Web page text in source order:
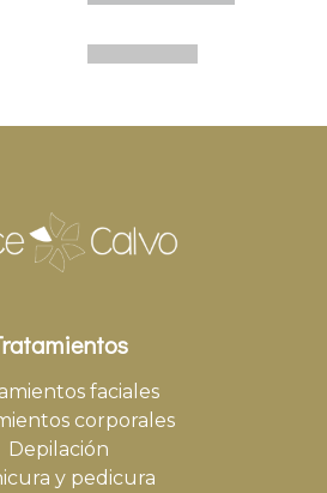
faciales
corporales
Depilación
y pedicura